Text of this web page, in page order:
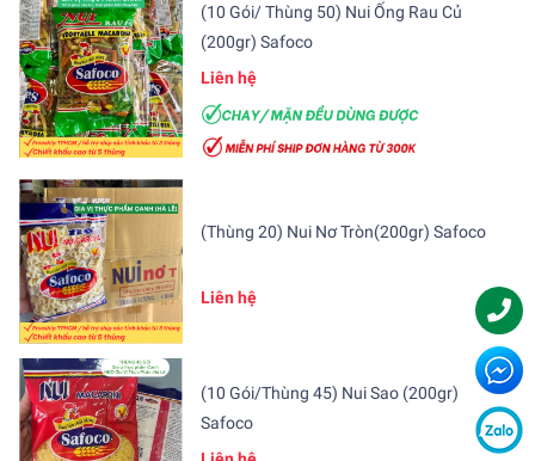
(10 Gói/ Thùng 50) Nui Ống Rau Củ
(200gr) Safoco
Liên hệ
(Thùng 20) Nui Nơ Tròn(200gr) Safoco
Liên hệ
(10 Gói/Thùng 45) Nui Sao (200gr)
Safoco